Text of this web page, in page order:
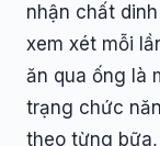
nhận chất
xem xét mỗi
ăn qua ống là
trạng chức
theo từng